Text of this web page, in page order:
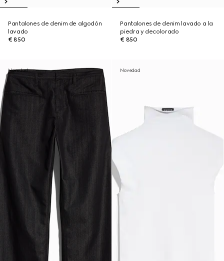
Pantalones de denim de algodón
lavado
€ 850
Pantalones de denim lavado a la
piedra y decolorado
€ 850
Novedad Novedad